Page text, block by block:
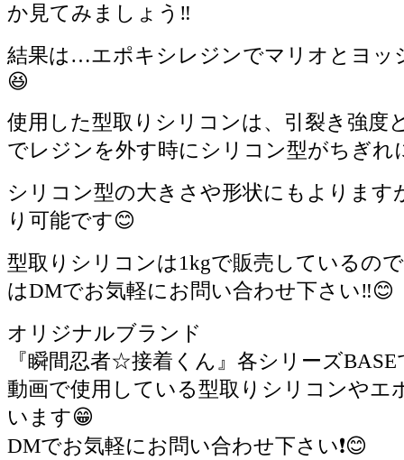
か見てみましょう‼️
結果は…エポキシレジンでマリオとヨッ
😆
使用した型取りシリコンは、引裂き強度
でレジンを外す時にシリコン型がちぎれ
シリコン型の大きさや形状にもよります
り可能です😊
型取りシリコンは1kgで販売しているの
はDMでお気軽にお問い合わせ下さい‼️😊
オリジナルブランド
『瞬間忍者☆接着くん』各シリーズBASE
動画で使用している型取りシリコンやエ
います😁
DMでお気軽にお問い合わせ下さい❗️😊